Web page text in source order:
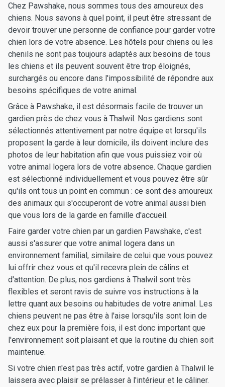
Chez Pawshake, nous sommes tous des amoureux des
chiens. Nous savons à quel point, il peut être stressant de
devoir trouver une personne de confiance pour garder votre
chien lors de votre absence. Les hôtels pour chiens ou les
chenils ne sont pas toujours adaptés aux besoins de tous
les chiens et ils peuvent souvent être trop éloignés,
surchargés ou encore dans l'impossibilité de répondre aux
besoins spécifiques de votre animal.
Grâce à Pawshake, il est désormais facile de trouver un
gardien près de chez vous à Thalwil. Nos gardiens sont
sélectionnés attentivement par notre équipe et lorsqu'ils
proposent la garde à leur domicile, ils doivent inclure des
photos de leur habitation afin que vous puissiez voir où
votre animal logera lors de votre absence. Chaque gardien
est sélectionné individuellement et vous pouvez être sûr
qu'ils ont tous un point en commun : ce sont des amoureux
des animaux qui s'occuperont de votre animal aussi bien
que vous lors de la garde en famille d'accueil.
Faire garder votre chien par un gardien Pawshake, c'est
aussi s'assurer que votre animal logera dans un
environnement familial, similaire de celui que vous pouvez
lui offrir chez vous et qu'il recevra plein de câlins et
d'attention. De plus, nos gardiens à Thalwil sont très
flexibles et seront ravis de suivre vos instructions à la
lettre quant aux besoins ou habitudes de votre animal. Les
chiens peuvent ne pas être à l'aise lorsqu'ils sont loin de
chez eux pour la première fois, il est donc important que
l'environnement soit plaisant et que la routine du chien soit
maintenue.
Si votre chien n'est pas très actif, votre gardien à Thalwil le
laissera avec plaisir se prélasser à l'intérieur et le câliner.